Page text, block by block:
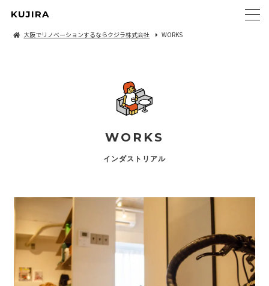
KUJIRA
大阪でリノベーションするならクジラ株式会社 WORKS
WORKS
インダストリアル